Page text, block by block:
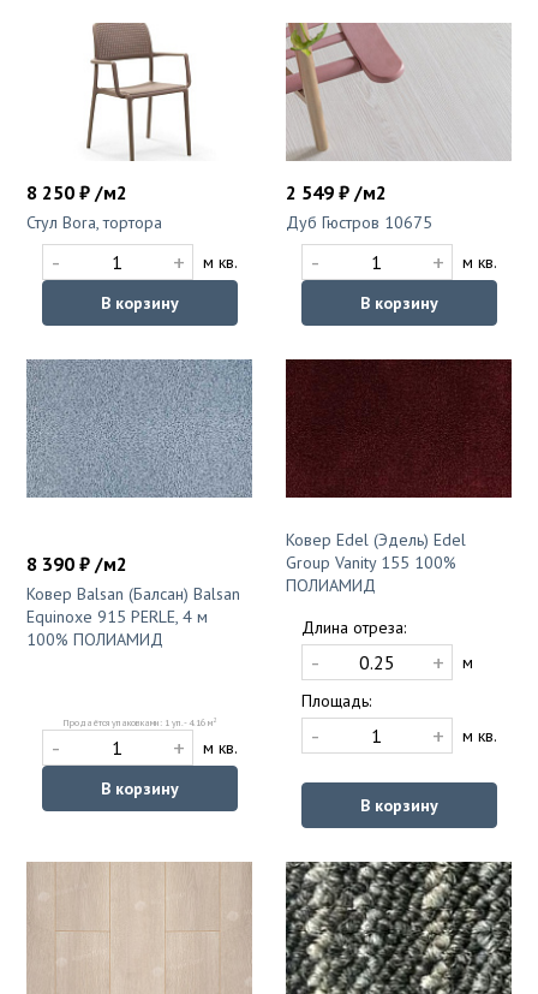
8 250 ₽ /м2
Стул Bora, тортора
- +
м кв.
В корзину
2 549 ₽ /м2
Дуб Гюстров 10675
- +
м кв.
В корзину
8 390 ₽ /м2
Ковер Balsan (Балсан) Balsan
Equinoxe 915 PERLE, 4 м
100% ПОЛИАМИД
Продаётся упаковками: 1 уп. - 4.16 м2
- +
м кв.
В корзину
Ковер Edel (Эдель) Edel
Group Vanity 155 100%
ПОЛИАМИД
Длина отреза:
- +
м
Площадь:
- + м кв.
В корзину